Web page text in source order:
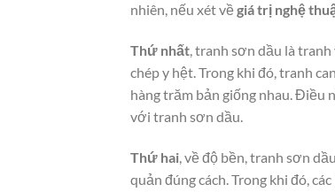
nhiên, nếu xét về giá trị nghệ
Thứ nhất, tranh sơn dầu là
chép y hệt. Trong khi đó, tranh
hàng trăm bản giống nhau. Điều
với tranh sơn dầu.
Thứ hai, về độ bền, tranh sơn
quản đúng cách. Trong khi đó,